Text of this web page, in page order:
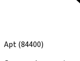
Apt(84400)